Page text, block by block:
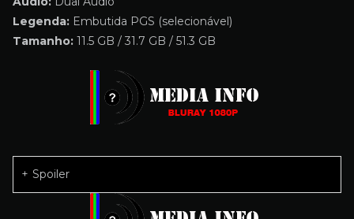
Legenda: Embutida PGS (selecionável)
Tamanho: 11.5 GB / 31.7 GB / 51.3 GB
Spoiler